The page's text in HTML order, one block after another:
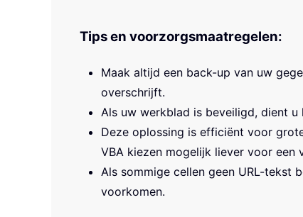
Tips en voorzorgsmaatregelen:
Maak altijd een back-up van uw
overschrijft.
Als uw werkblad is beveiligd, dient
Deze oplossing is efficiënt voor
VBA kiezen mogelijk liever voor een
Als sommige cellen geen URL-tekst
voorkomen.